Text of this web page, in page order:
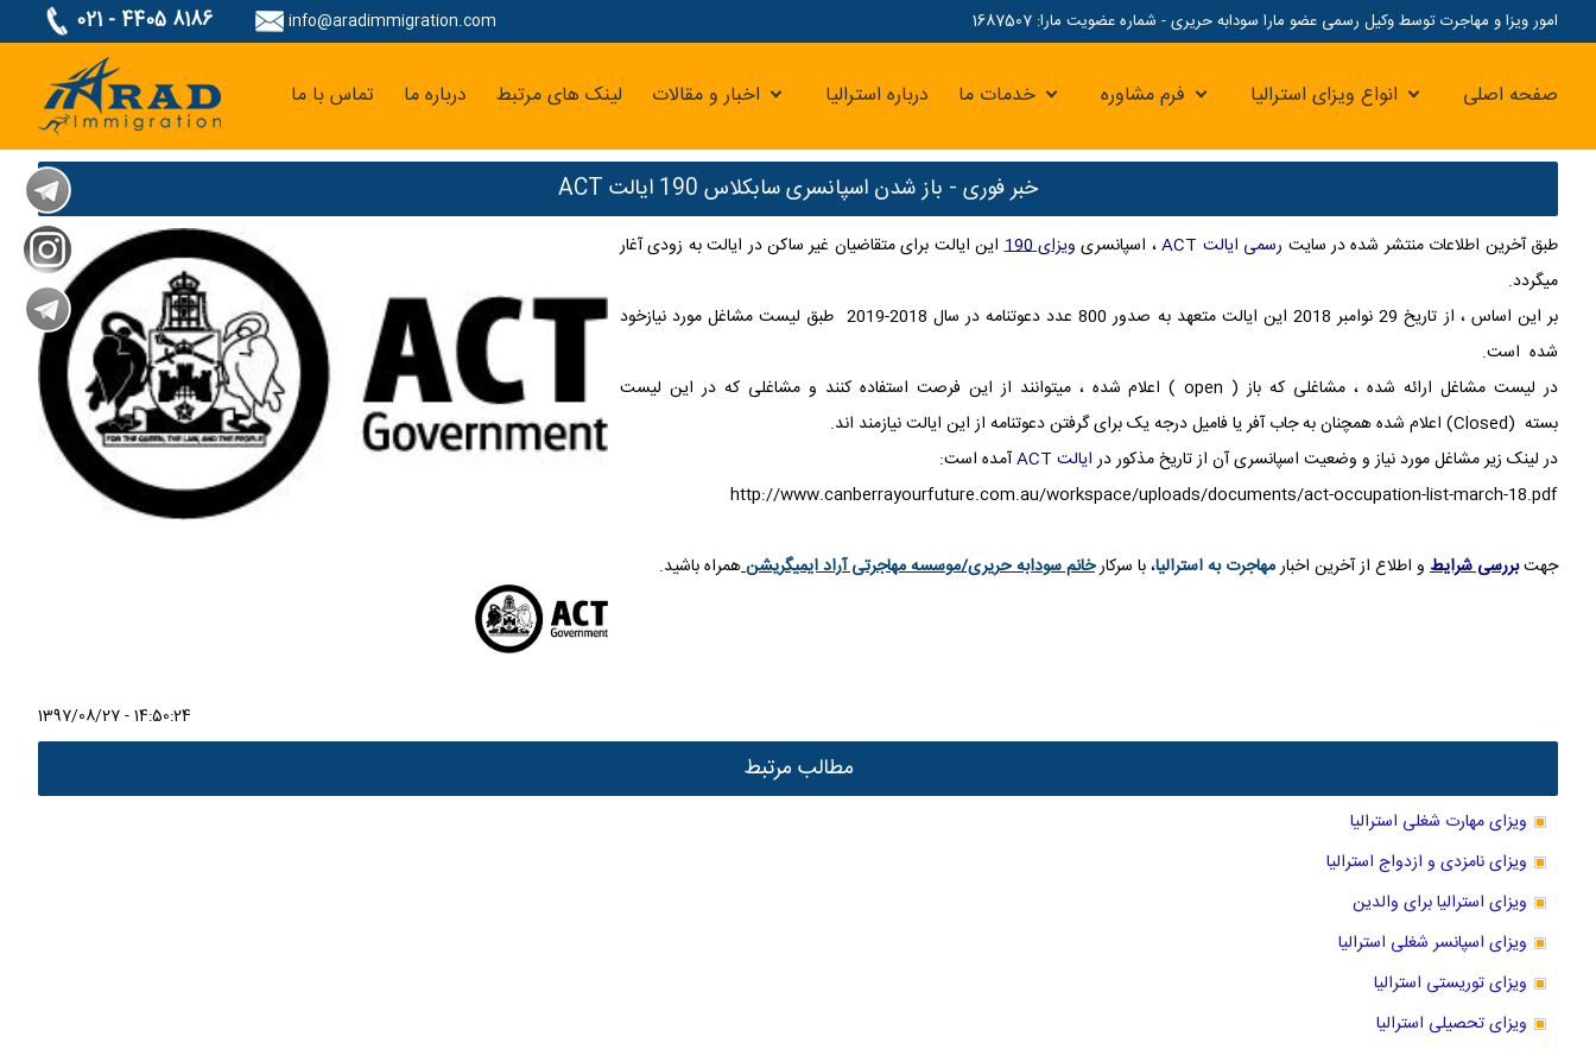
امور ویزا و مهاجرت توسط وکیل رسمی عضو مارا سودابه حریری - شماره عضویت مارا: 1687507 021 - 4405 8186 info@aradimmigration.com
صفحه اصلی انواع ویزای استرالیا فرم مشاوره خدمات ما درباره استرالیا اخبار و مقالات لینک های مرتبط درباره ما تماس با ما
خبر فوری - باز شدن اسپانسری سابکلاس 190 ایالت ACT
طبق آخرین اطلاعات منتشر شده در سایت رسمی ایالت ACT، اسپانسری ویزای 190
این ایالت برای متقاضیان غیر ساکن در ایالت به زودی آغار
میگردد.
بر این اساس ، از تاریخ 29 نوامبر 2018 این ایالت متعهد به صدور 800 عدد دعوتنامه در سال 2018-2019 طبق لیست مشاغل مورد نیازخود
شده است.
در لیست مشاغل ارائه شده ، مشاغلی که باز( open ) اعلام شده ، میتوانند از این فرصت استفاده کنند و مشاغلی که در این لیست
بسته (Closed) اعلام شده همچنان به جاب آفر یا فامیل درجه یک برای گرفتن دعوتنامه از این ایالت نیازمند اند.
در لینک زیر مشاغل مورد نیاز و وضعیت اسپانسری آن از تاریخ مذکور درایالت ACTآمده است:
http://www.canberrayourfuture.com.au/workspace/uploads/documents/act-occupation-list-march-18.pdf
جهتبررسی شرایط و اطلاع از آخرین اخبارمهاجرت به استرالیا، با سرکارخانم سودابه حریری/موسسه مهاجرتی آراد ایمیگریشنهمراه باشید.
1397/08/27 - 14:50:24
مطالب مرتبط
ویزای مهارت شغلی استرالیا
ویزای نامزدی و ازدواج استرالیا
ویزای استرالیا برای والدین
ویزای اسپانسر شغلی استرالیا
ویزای توریستی استرالیا
ویزای تحصیلی استرالیا